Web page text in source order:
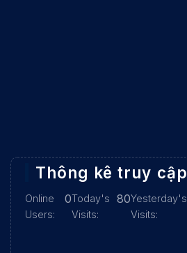
Thông kê truy cập
Online
Users:
0Today's
Visits:
80Yesterday's
Visits: